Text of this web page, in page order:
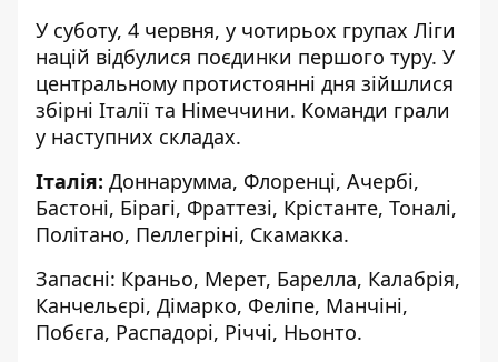
У суботу, 4 червня, у чотирьох групах Ліги
націй відбулися поєдинки першого туру. У
центральному протистоянні дня зійшлися
збірні Італії та Німеччини. Команди грали
у наступних складах.
Італія: Доннарумма, Флоренці, Ачербі,
Бастоні, Бірагі, Фраттезі, Крістанте, Тоналі,
Політано, Пеллегріні, Скамакка.
Запасні: Краньо, Мерет, Барелла, Калабрія,
Канчельєрі, Дімарко, Феліпе, Манчіні,
Побєга, Распадорі, Річчі, Ньонто.